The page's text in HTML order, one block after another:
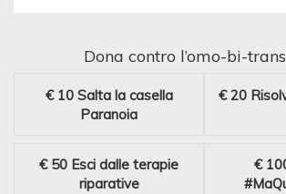
Dona contro l’omo-bi-
€ 10 Salta la casella
Paranoia
€ 20
€ 50 Esci dalle terapie
riparative
€